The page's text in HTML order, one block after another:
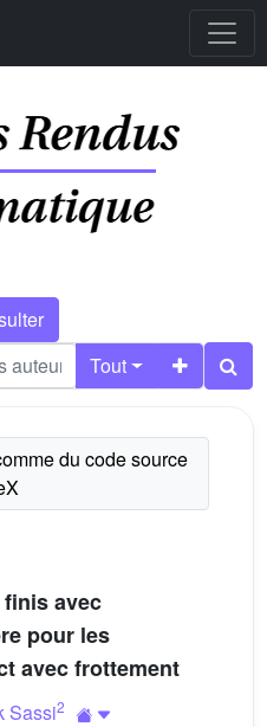
Tout
avec
pour les
avec frottement
Sassi2